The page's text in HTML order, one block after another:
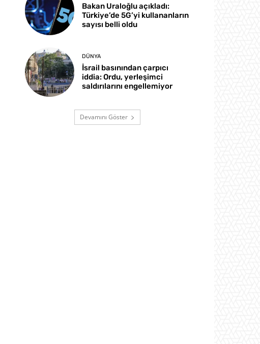
Bakan Uraloğlu açıkladı:
Türkiye’de 5G’yi kullananların
sayısı belli oldu
DÜNYA
İsrail basınından çarpıcı
iddia: Ordu, yerleşimci
saldırılarını engellemiyor
Devamını Göster